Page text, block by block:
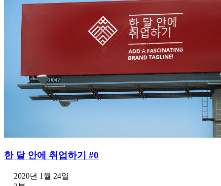
한 달 안에 취업하기 #0
2020년 1월 24일